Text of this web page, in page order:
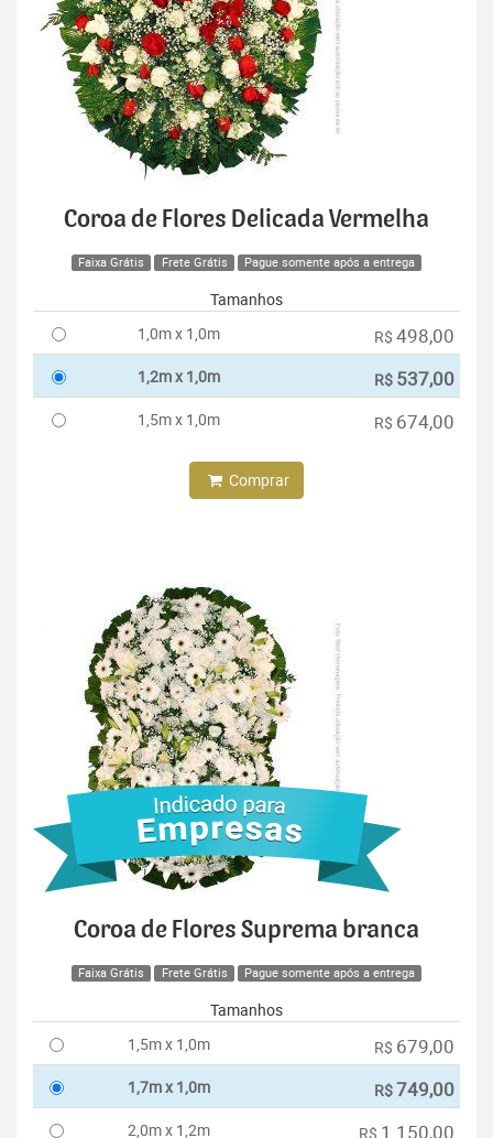
Coroa de Flores Delicada Vermelha
Faixa Grátis Frete Grátis Pague somente após a entrega
Tamanhos
1,0m x 1,0m
R$ 498,00
1,2m x 1,0m R$ 537,00
1,5m x 1,0m R$ 674,00
Comprar
Coroa de Flores Suprema branca
Faixa Grátis Frete Grátis Pague somente após a entrega
Tamanhos
1,5m x 1,0m
R$ 679,00
1,7m x 1,0m R$749,00
2,0m x 1,2m R$ 1.150,00